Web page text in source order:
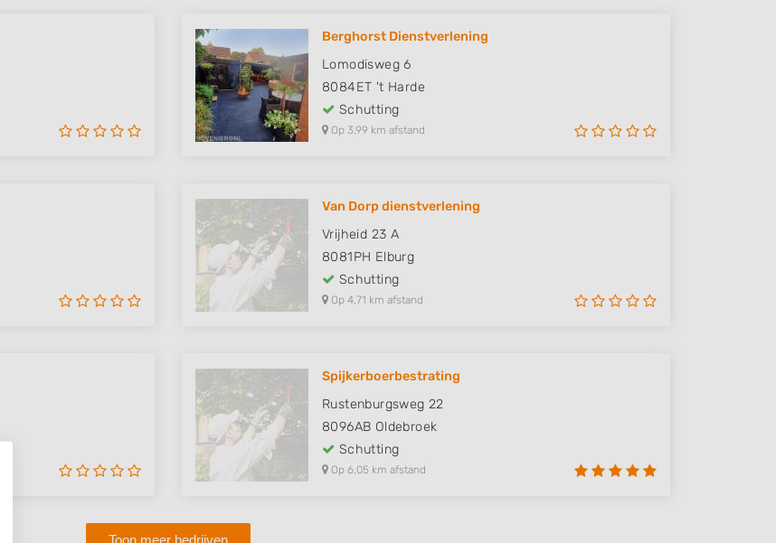
Berghorst Dienstverlening
Lomodisweg 6
8084ET 't Harde
Schutting
Op 3,99 km afstand
Van Dorp dienstverlening
Vrijheid 23 A
8081PH Elburg
Schutting
Op 4,71 km afstand
Spijkerboerbestrating
Rustenburgsweg 22
8096AB Oldebroek
Schutting
Op 6,05 km afstand